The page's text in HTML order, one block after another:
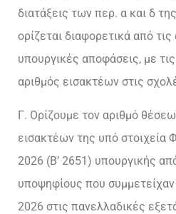
διατάξεις των περ. α και δ
ορίζεται διαφορετικά από τις
υπουργικές αποφάσεις, με
αριθμός εισακτέων στις
Γ. Ορίζουμε τον αριθμό
εισακτέων της υπό
2026 (Β’ 2651) υπουργικής
υποψηφίους που
2026 στις πανελλαδικές